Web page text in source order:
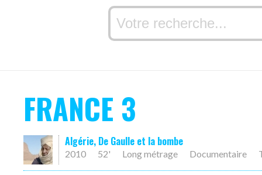
FRANCE 3
Algérie, De Gaulle et la bombe
2010 52' Long métrage Documentaire